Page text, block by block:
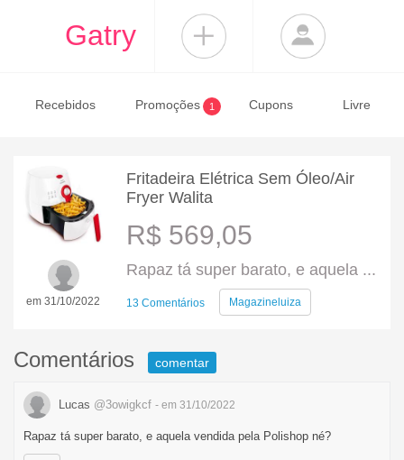
Gatry
Recebidos Promoções 1 Cupons Livre
em 31/10/2022
Fritadeira Elétrica Sem Óleo/Air
Fryer Walita
R$ 569,05
Rapaz tá super barato, e aquela ...
13 Comentários Magazineluiza
Comentários comentar
Lucas @3owigkcf - em 31/10/2022
Rapaz tá super barato, e aquela vendida pela Polishop né?